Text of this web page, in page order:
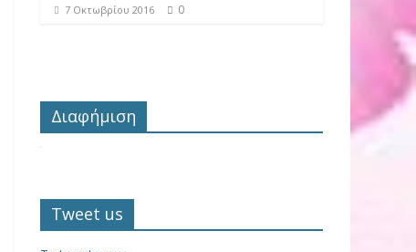
7 Οκτωβρίου 2016 0
Διαφήμιση
Tweet us